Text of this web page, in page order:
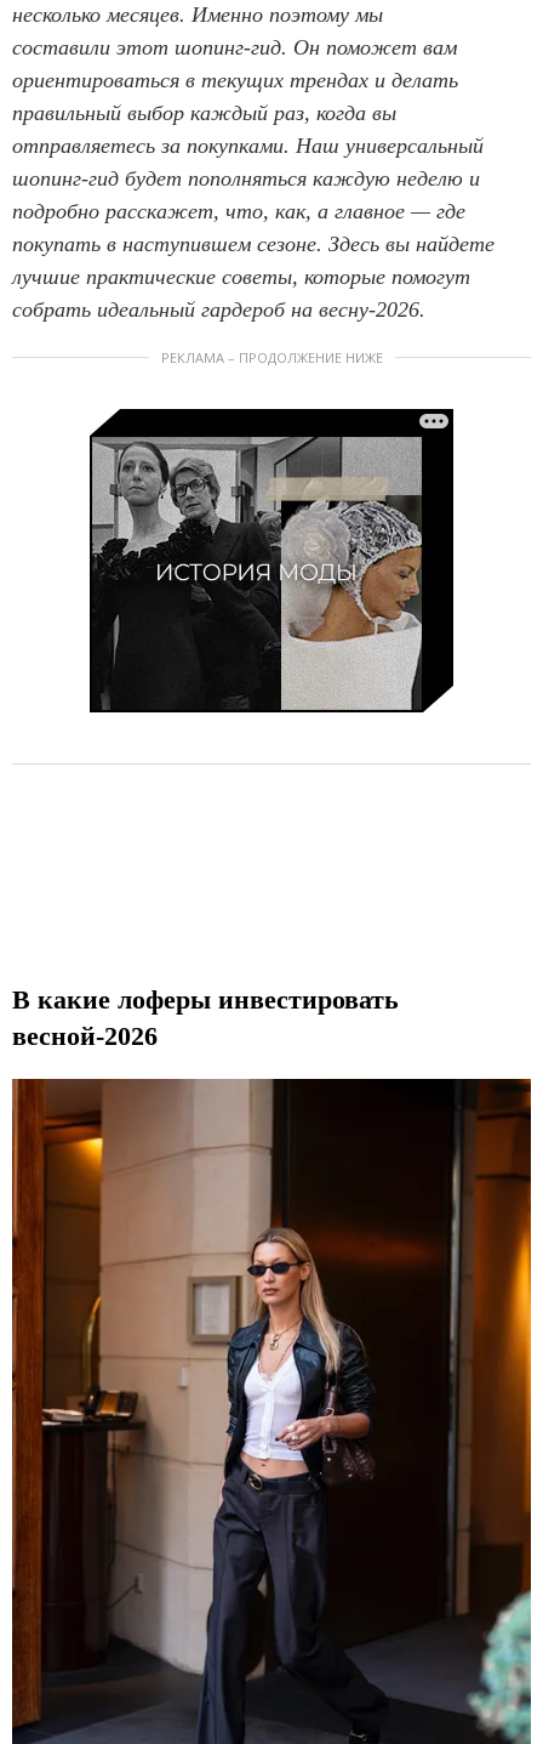
несколько месяцев. Именно поэтому мы
составили этот шопинг-гид. Он поможет вам
ориентироваться в текущих трендах и делать
правильный выбор каждый раз, когда вы
отправляетесь за покупками. Наш универсальный
шопинг-гид будет пополняться каждую неделю и
подробно расскажет, что, как, а главное — где
покупать в наступившем сезоне. Здесь вы найдете
лучшие практические советы, которые помогут
собрать идеальный гардероб на весну-2026.
РЕКЛАМА – ПРОДОЛЖЕНИЕ НИЖЕ
В какие лоферы инвестировать
весной-2026